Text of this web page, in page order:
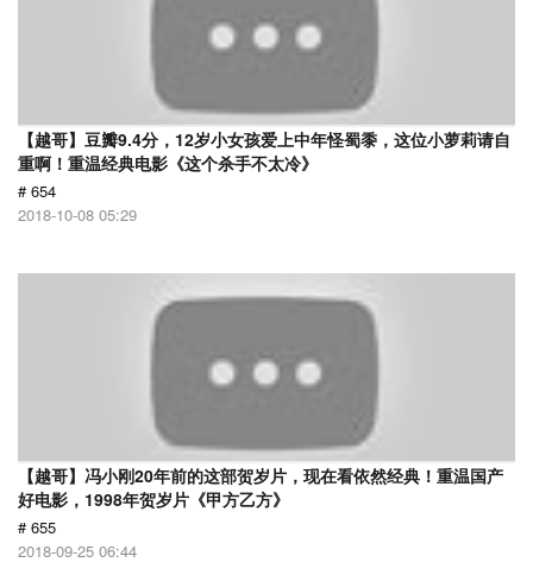
【越哥】豆瓣9.4分，12岁小女孩爱上中年怪蜀黍，这位小萝莉请自
重啊！重温经典电影《这个杀手不太冷》
# 654
2018-10-08 05:29
【越哥】冯小刚20年前的这部贺岁片，现在看依然经典！重温国产
好电影，1998年贺岁片《甲方乙方》
# 655
2018-09-25 06:44